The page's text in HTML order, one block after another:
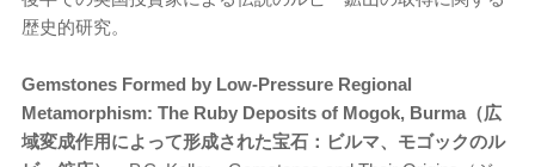
歴史的研究。
Gemstones Formed by Low-Pressure Regional
Metamorphism: The Ruby Deposits of Mogok, Burma（広
域変成作用によって形成された宝石：ビルマ、モゴックのル